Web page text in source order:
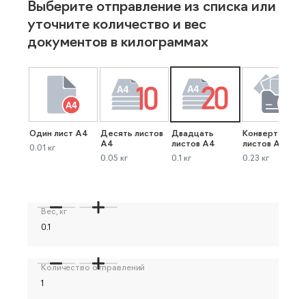
Выберите отправление из списка или
уточните количество и вес
документов в килограммах
Один лист А4
0.01 кг
Десять листов
А4
0.05 кг
Двадцать
листов А4
0.1 кг
Конверт до 40
листов А4
0.23 кг
Вес, кг
Количество отправлений